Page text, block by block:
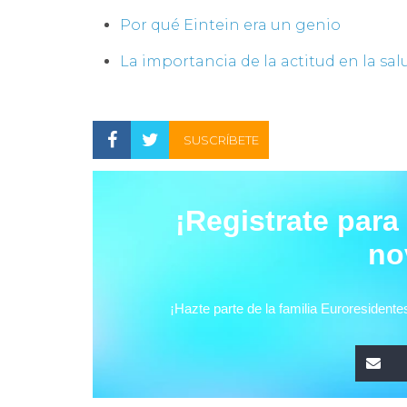
Por qué Eintein era un genio
La importancia de la actitud en la
SUSCRÍBETE